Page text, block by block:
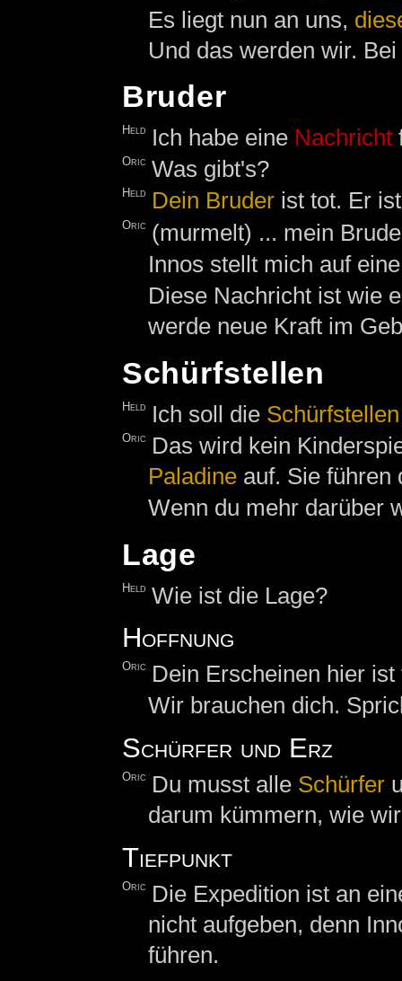
Es liegt nun an uns,
Und das werden wir. Bei
Bruder
Held Ich habe eine Nachricht
Oric Was gibt's?
Held Dein Bruder ist tot. Er
Oric (murmelt) ... mein
Innos stellt mich auf
Diese Nachricht ist wie
werde neue Kraft im
Schürfstellen
Held Ich soll die Schürfstellen
Oric
Das wird kein
Paladineauf. Sie führen
Wenn du mehr darüber
Lage
Held Wie ist die Lage?
Hoffnung
Oric
Dein Erscheinen hier
Wir brauchen dich.
Schürfer und Erz
Oric Du musst alle Schürfer
darum kümmern, wie
Tiefpunkt
Oric
Die Expedition ist an
nicht aufgeben, denn
führen.